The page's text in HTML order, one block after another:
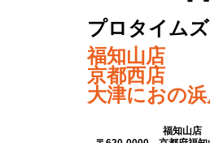
プロタイムズ
福知山店
京都西店
大津におの
福知山店